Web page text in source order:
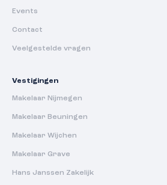
Events
Contact
Veelgestelde vragen
Vestigingen
Makelaar Nijmegen
Makelaar Beuningen
Makelaar Wijchen
Makelaar Grave
Hans Janssen Zakelijk